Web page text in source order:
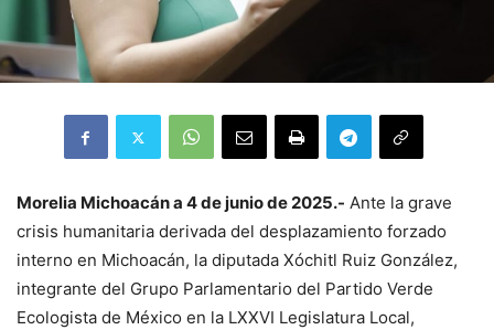
Morelia Michoacán a 4 de junio de 2025.- Ante la grave
crisis humanitaria derivada del desplazamiento forzado
interno en Michoacán, la diputada Xóchitl Ruiz González,
integrante del Grupo Parlamentario del Partido Verde
Ecologista de México en la LXXVI Legislatura Local,